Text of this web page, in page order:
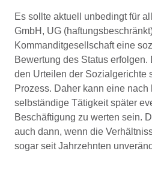
Es sollte aktuell unbedingt für
GmbH, UG
Kommanditgesellschaft eine
Bewertung des Status
den Urteilen der Sozialgerichte
Prozess. Daher kann eine
selbständige Tätigkeit später
Beschäftigung zu werten sein.
auch dann, wenn die
sogar seit Jahrzehnten